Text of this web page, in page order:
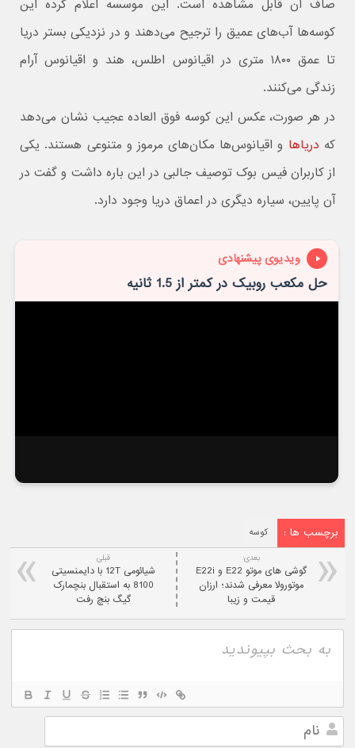
صاف آن قابل مشاهده است. این موسسه اعلام کرده این
کوسه‌ها آب‌های عمیق را ترجیح می‌دهند و در نزدیکی بستر دریا
تا عمق ۱۸۰۰ متری در اقیانوس اطلس، هند و اقیانوس آرام
زندگی می‌کنند.
در هر صورت، عکس این کوسه فوق العاده عجیب نشان می‌دهد
که دریاها و اقیانوس‌ها مکان‌های مرموز و متنوعی هستند. یکی
از کاربران فیس بوک توصیف جالبی در این باره داشت و گفت در
آن پایین، سیاره دیگری در اعماق دریا وجود دارد.
ویدیوی پیشنهادی
حل مکعب روبیک در کمتر از 1.5 ثانیه
برچسب ها : کوسه
قبلی
شیائومی 12T با دایمنسیتی
8100 به استقبال بنچمارک
گیگ بنچ رفت
بعدی:
گوشی های موتو E22 و E22i
موتورولا معرفی شدند؛ ارزان
قیمت و زیبا
نام